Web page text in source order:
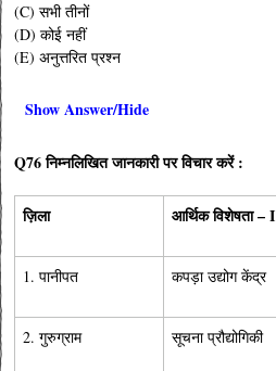
(C) सभी तीनों
(D) कोई नहीं
(E) अनुत्तरित प्रश्न
Show Answer/Hide
Q76 निम्नलिखित जानकारी पर विचार करें :
ज़िला आर्थिक विशेषता – I
1. पानीपत कपड़ा उद्योग केंद्र
2. गुरुग्राम सूचना प्रौद्योगिकी